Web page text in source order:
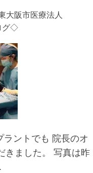
大阪市医療法人
グ◇
ントでも 院長のオ
きました。 写真は昨